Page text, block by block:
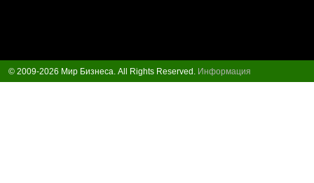
© 2009-2026 Мир Бизнеса. All Rights Reserved. Информация